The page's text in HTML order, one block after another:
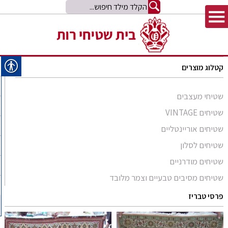
קטלוג מוצרים
שטיחי מעצבים
שטיחים VINTAGE
שטיחים אוריינטליים
סומק פרסי
סומק קווקזי
שטיח קילים
קילים אפגני
קילים הודי
שטיחי זיגלר
שטיחי משי
שטיחים לסלון
שטיחים מודרניים
Arabesque
Bliss
Comfort Shag
שטיחים מסיבים טבעיים וצמר מלובד
שטיחים מסיבים טבעיים
שטיחים מצמר מלובד
פרסי טבריז